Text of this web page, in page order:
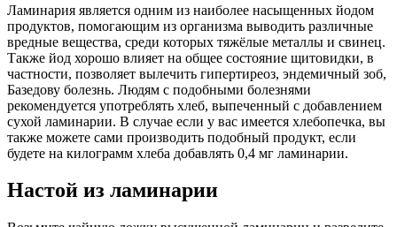
Ламинария является одним из наиболее насыщенных йодом
продуктов, помогающим из организма выводить различные
вредные вещества, среди которых тяжёлые металлы и свинец.
Также йод хорошо влияет на общее состояние щитовидки, в
частности, позволяет вылечить гипертиреоз, эндемичный зоб,
Базедову болезнь. Людям с подобными болезнями
рекомендуется употреблять хлеб, выпеченный с добавлением
сухой ламинарии. В случае если у вас имеется хлебопечка, вы
также можете сами производить подобный продукт, если
будете на килограмм хлеба добавлять 0,4 мг ламинарии.
Настой из ламинарии